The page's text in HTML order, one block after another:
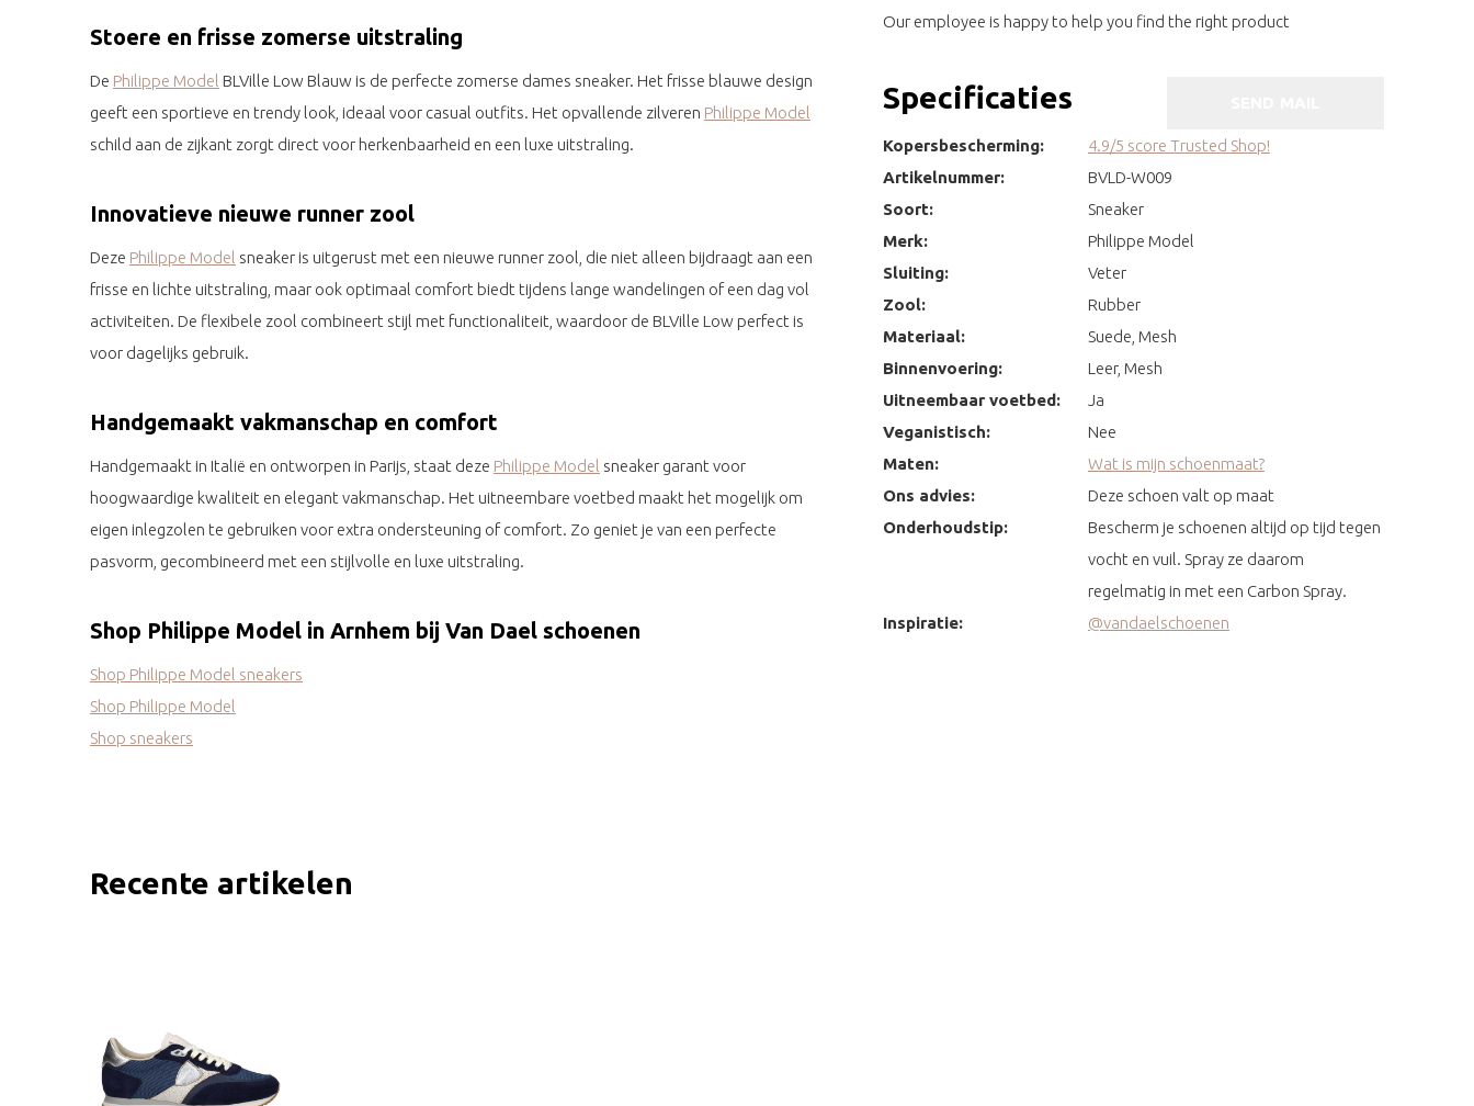
Stoere en frisse zomerse uitstraling
De Philippe Model BLVille Low Blauw is de perfecte zomerse dames sneaker. Het frisse blauwe design
geeft een sportieve en trendy look, ideaal voor casual outfits. Het opvallende zilveren Philippe Model
schild aan de zijkant zorgt direct voor herkenbaarheid en een luxe uitstraling.
Innovatieve nieuwe runner zool
Deze Philippe Model sneaker is uitgerust met een nieuwe runner zool, die niet alleen bijdraagt aan een
frisse en lichte uitstraling, maar ook optimaal comfort biedt tijdens lange wandelingen of een dag vol
activiteiten. De flexibele zool combineert stijl met functionaliteit, waardoor de BLVille Low perfect is
voor dagelijks gebruik.
Handgemaakt vakmanschap en comfort
Handgemaakt in Italië en ontworpen in Parijs, staat deze Philippe Model sneaker garant voor
hoogwaardige kwaliteit en elegant vakmanschap. Het uitneembare voetbed maakt het mogelijk om
eigen inlegzolen te gebruiken voor extra ondersteuning of comfort. Zo geniet je van een perfecte
pasvorm, gecombineerd met een stijlvolle en luxe uitstraling.
Shop Philippe Model in Arnhem bij Van Dael schoenen
Shop Philippe Model sneakers
Shop Philippe Model
Shop sneakers
Our employee is happy to help you find the right product
Specificaties
Kopersbescherming:
4.9/5 score Trusted Shop!
Artikelnummer:
BVLD-W009
Soort:
Sneaker
Merk:
Philippe Model
Sluiting:
Veter
Zool:
Rubber
Materiaal:
Suede, Mesh
Binnenvoering:
Leer, Mesh
Uitneembaar voetbed:
Ja
Veganistisch:
Nee
Maten:
Wat is mijn schoenmaat?
Ons advies:
Deze schoen valt op maat
Onderhoudstip:
Bescherm je schoenen altijd op tijd tegen
vocht en vuil. Spray ze daarom
regelmatig in met een Carbon Spray.
Inspiratie:
@vandaelschoenen
Recente artikelen